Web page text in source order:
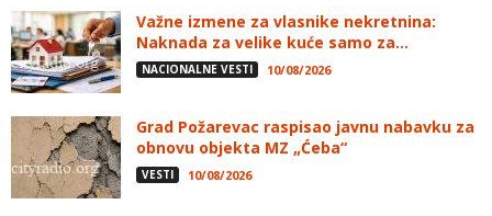
Važne izmene za vlasnike nekretnina:
Naknada za velike kuće samo za...
NACIONALNE VESTI 10/08/2026
Grad Požarevac raspisao javnu nabavku za
obnovu objekta MZ „Ćeba“
VESTI 10/08/2026